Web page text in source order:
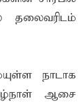
தலைவரிடம்
நாடாக
ஆசை